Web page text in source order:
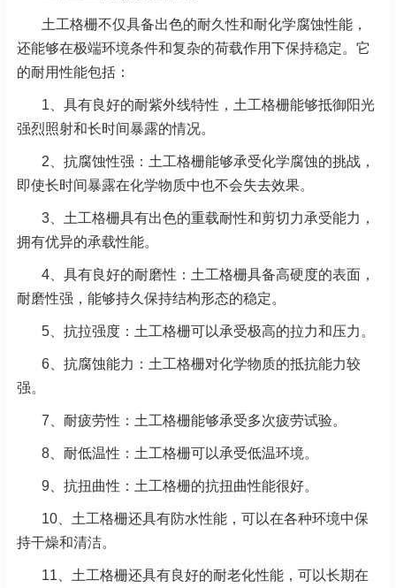
土工格栅不仅具备出色的耐久性和耐化学腐蚀性能，
还能够在极端环境条件和复杂的荷载作用下保持稳定。它
的耐用性能包括：
1、具有良好的耐紫外线特性，土工格栅能够抵御阳光
强烈照射和长时间暴露的情况。
2、抗腐蚀性强：土工格栅能够承受化学腐蚀的挑战，
即使长时间暴露在化学物质中也不会失去效果。
3、土工格栅具有出色的重载耐性和剪切力承受能力，
拥有优异的承载性能。
4、具有良好的耐磨性：土工格栅具备高硬度的表面，
耐磨性强，能够持久保持结构形态的稳定。
5、抗拉强度：土工格栅可以承受极高的拉力和压力。
6、抗腐蚀能力：土工格栅对化学物质的抵抗能力较
强。
7、耐疲劳性：土工格栅能够承受多次疲劳试验。
8、耐低温性：土工格栅可以承受低温环境。
9、抗扭曲性：土工格栅的抗扭曲性能很好。
10、土工格栅还具有防水性能，可以在各种环境中保
持干燥和清洁。
11、土工格栅还具有良好的耐老化性能，可以长期在